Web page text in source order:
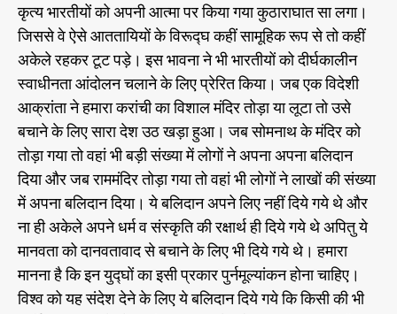
कृत्य भारतीयों को अपनी आत्मा पर किया गया कुठाराघात सा लगा।
जिससे वे ऐसे आततायियों के विरूद्घ कहीं सामूहिक रूप से तो कहीं
अकेले रहकर टूट पड़े। इस भावना ने भी भारतीयों को दीर्घकालीन
स्वाधीनता आंदोलन चलाने के लिए प्रेरित किया। जब एक विदेशी
आक्रांता ने हमारा करांची का विशाल मंदिर तोड़ा या लूटा तो उसे
बचाने के लिए सारा देश उठ खड़ा हुआ। जब सोमनाथ के मंदिर को
तोड़ा गया तो वहां भी बड़ी संख्या में लोगों ने अपना अपना बलिदान
दिया और जब राममंदिर तोड़ा गया तो वहां भी लोगों ने लाखों की संख्या
में अपना बलिदान दिया। ये बलिदान अपने लिए नहीं दिये गये थे और
ना ही अकेले अपने धर्म व संस्कृति की रक्षार्थ ही दिये गये थे अपितु ये
मानवता को दानवतावाद से बचाने के लिए भी दिये गये थे। हमारा
मानना है कि इन युद्घों का इसी प्रकार पुर्नमूल्यांकन होना चाहिए।
विश्व को यह संदेश देने के लिए ये बलिदान दिये गये कि किसी की भी